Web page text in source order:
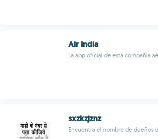
Air India
La app oficial de esta compañía
sxzkzjznz
Encuentra el nombre de dueños